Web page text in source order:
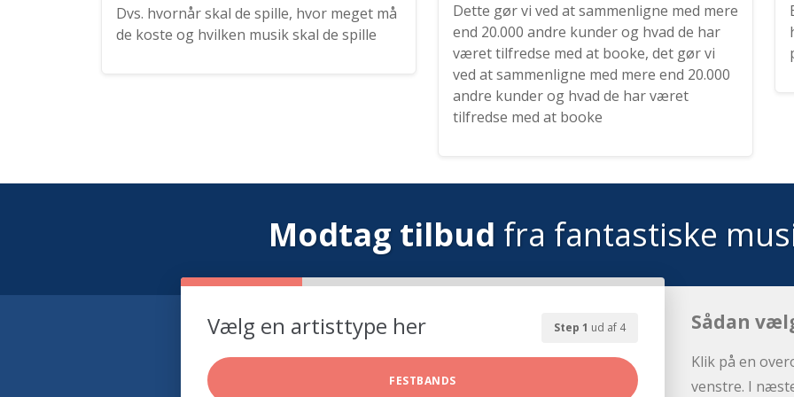
Dvs. hvornår skal de spille, hvor meget må
de koste og hvilken musik skal de spille
Dette gør vi ved at sammenligne med mere
end 20.000 andre kunder og hvad de har
været tilfredse med at booke, det gør vi
ved at sammenligne med mere end 20.000
andre kunder og hvad de har været
tilfredse med at booke
Modtag tilbud fra fantastiske
Step 1 ud af 4
Vælg en artisttype her
FESTBANDS
Sådan
Klik på en
venstre. I